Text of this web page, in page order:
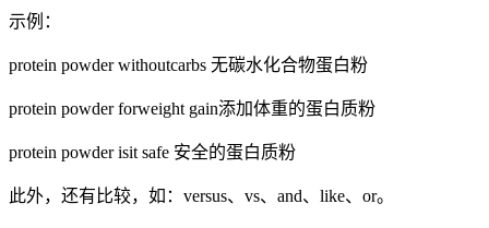
示例：
protein powderwithoutcarbs 无碳水化合物蛋白粉
protein powderforweight gain添加体重的蛋白质粉
protein powderisit safe 安全的蛋白质粉
此外，还有比较，如：versus、vs、and、like、or。